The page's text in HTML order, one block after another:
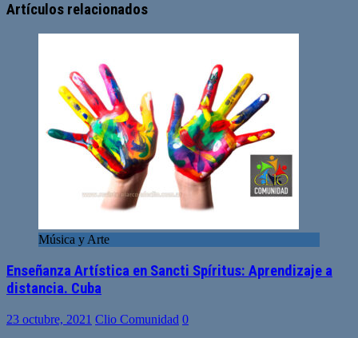
Artículos relacionados
Música y Arte
Enseñanza Artística en Sancti Spíritus: Aprendizaje a
distancia. Cuba
23 octubre, 2021 Clio Comunidad 0